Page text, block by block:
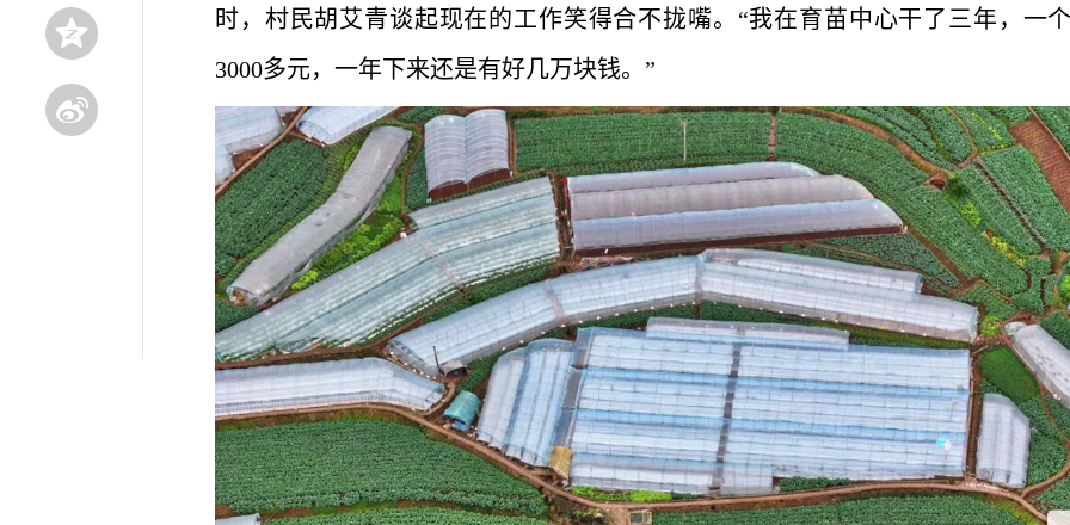
时，村民胡艾青谈起现在的工作笑得合不拢嘴。“我在育苗中心干了三年，一
3000多元，一年下来还是有好几万块钱。”